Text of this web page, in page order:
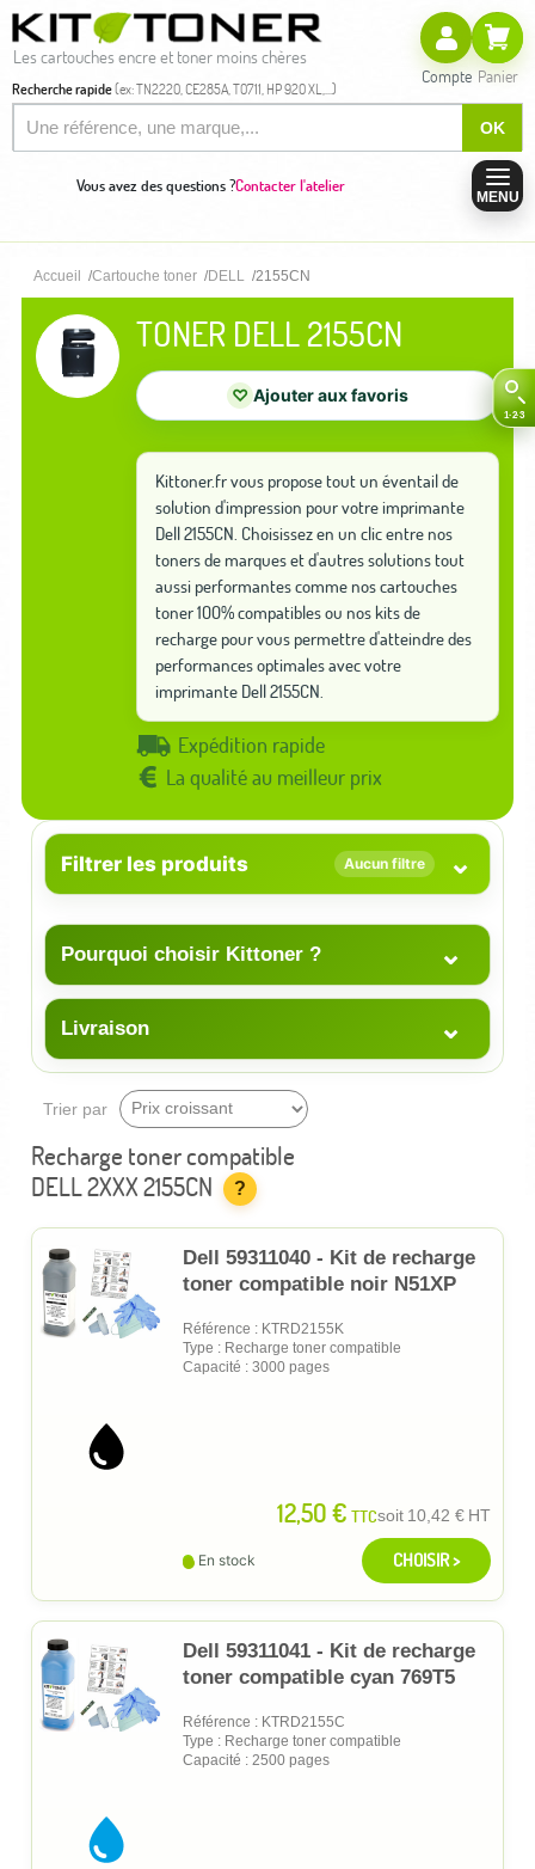
Les cartouches encre et toner moins chères
Recherche rapide(ex: TN2220, CE285A, T0711, HP 920 XL,...)
OK
Compte Panier
Vous avez des questions ?Contacter l'atelier
MENU
Accueil Cartouche toner DELL 2155CN
TONER DELL 2155CN
♡ Ajouter aux favoris
Kittoner.fr vous propose tout un éventail de
solution d'impression pour votre imprimante
Dell 2155CN. Choisissez en un clic entre nos
toners de marques et d'autres solutions tout
aussi performantes comme nos cartouches
toner 100% compatibles ou nos kits de
recharge pour vous permettre d'atteindre des
performances optimales avec votre
imprimante Dell 2155CN.
Expédition rapide
La qualité au meilleur prix
Filtrer les produits Aucun filtre ⌄
Pourquoi choisir Kittoner ? ⌄
Livraison ⌄
Trier par
Recharge toner compatible
DELL 2XXX 2155CN
?
Dell 59311040 - Kit de recharge
toner compatible noir N51XP
Référence : KTRD2155K
Type : Recharge toner compatible
Capacité : 3000 pages
12,50 € TTCsoit 10,42 € HT
En stock CHOISIR >
Dell 59311041 - Kit de recharge
toner compatible cyan 769T5
Référence : KTRD2155C
Type : Recharge toner compatible
Capacité : 2500 pages